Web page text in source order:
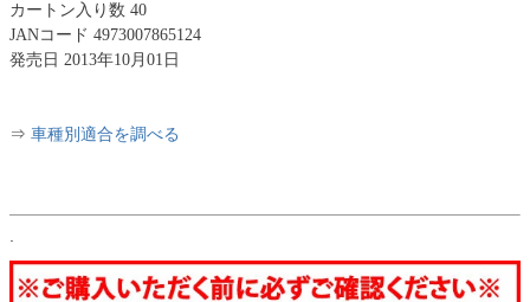
カートン入り数 40
JANコード 4973007865124
発売日 2013年10月01日
⇒ 車種別適合を調べる
.